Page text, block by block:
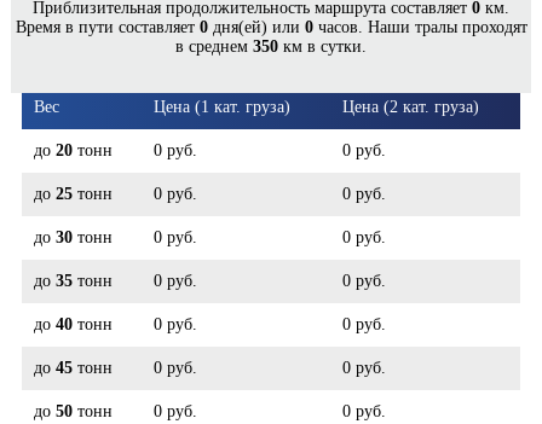
Приблизительная продолжительность маршрута составляет 0 км.
Время в пути составляет 0дня(ей) или 0часов. Наши тралы проходят
в среднем 350 км в сутки.
САХАЛИНСКИЙ - ОЧЕР*
Вес Цена (1 кат. груза) Цена (2 кат. груза)
до 20тонн 0 руб. 0 руб.
до 25тонн 0 руб. 0 руб.
до 30тонн 0 руб. 0 руб.
до 35тонн 0 руб. 0 руб.
до 40тонн 0 руб. 0 руб.
до 45тонн 0 руб. 0 руб.
до 50тонн 0 руб. 0 руб.